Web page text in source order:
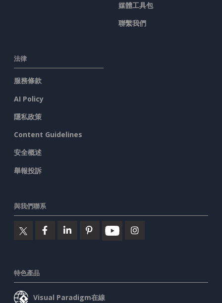
媒體工具包
聯繫我們
法律
服務條款
AI Policy
隱私政策
Content Guidelines
安全概述
舉報投訴
與我們聯系
特色產品
Visual Paradigm在線